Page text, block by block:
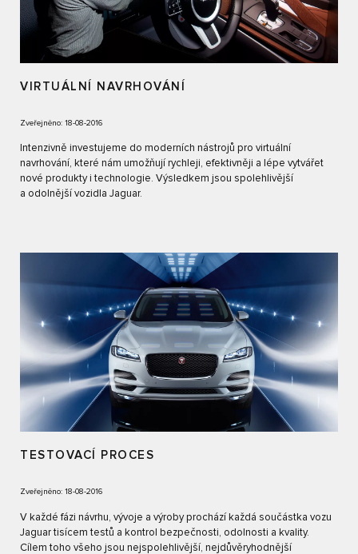
VIRTUÁLNÍ NAVRHOVÁNÍ
Zveřejněno: 18-08-2016
Intenzivně investujeme do moderních nástrojů pro virtuální
navrhování, které nám umožňují rychleji, efektivněji a lépe vytvářet
nové produkty i technologie. Výsledkem jsou spolehlivější
a odolnější vozidla Jaguar.
TESTOVACÍ PROCES
Zveřejněno: 18-08-2016
V každé fázi návrhu, vývoje a výroby prochází každá součástka vozu
Jaguar tisícem testů a kontrol bezpečnosti, odolnosti a kvality.
Cílem toho všeho jsou nejspolehlivější, nejdůvěryhodnější